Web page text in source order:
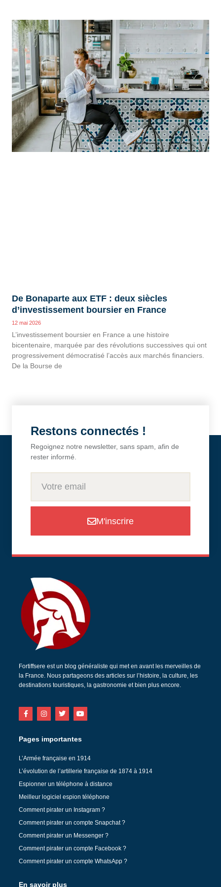
De Bonaparte aux ETF : deux siècles
d’investissement boursier en France
12 mai 2026
L’investissement boursier en France a une histoire
bicentenaire, marquée par des révolutions successives qui ont
progressivement démocratisé l’accès aux marchés financiers.
De la Bourse de
Restons connectés !
Regoignez notre newsletter, sans spam, afin de
rester informé.
M'inscrire
Fortiffsere est un blog généraliste qui met en avant les merveilles de
la France. Nous partageons des articles sur l’histoire, la culture, les
destinations touristiques, la gastronomie et bien plus encore.
Pages importantes
L’Armée française en 1914
L’évolution de l’artillerie française de 1874 à 1914
Espionner un téléphone à distance
Meilleur logiciel espion téléphone
Comment pirater un Instagram ?
Comment pirater un compte Snapchat ?
Comment pirater un Messenger ?
Comment pirater un compte Facebook ?
Comment pirater un compte WhatsApp ?
En savoir plus